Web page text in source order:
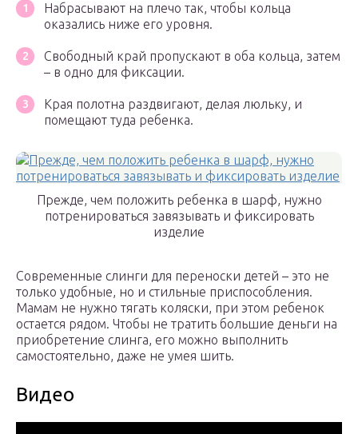
Набрасывают на плечо так, чтобы кольца
оказались ниже его уровня.
Свободный край пропускают в оба кольца, затем
– в одно для фиксации.
Края полотна раздвигают, делая люльку, и
помещают туда ребенка.
Прежде, чем положить ребенка в шарф, нужно
потренироваться завязывать и фиксировать
изделие
Современные слинги для переноски детей – это не
только удобные, но и стильные приспособления.
Мамам не нужно тягать коляски, при этом ребенок
остается рядом. Чтобы не тратить большие деньги на
приобретение слинга, его можно выполнить
самостоятельно, даже не умея шить.
Видео